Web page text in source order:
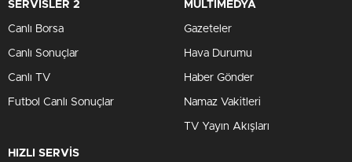
SERVİSLER 2
Canlı Borsa
Canlı Sonuçlar
Canlı TV
Futbol Canlı Sonuçlar
MULTİMEDYA
Gazeteler
Hava Durumu
Haber Gönder
Namaz Vakitleri
TV Yayın Akışları
HIZLI SERVİS